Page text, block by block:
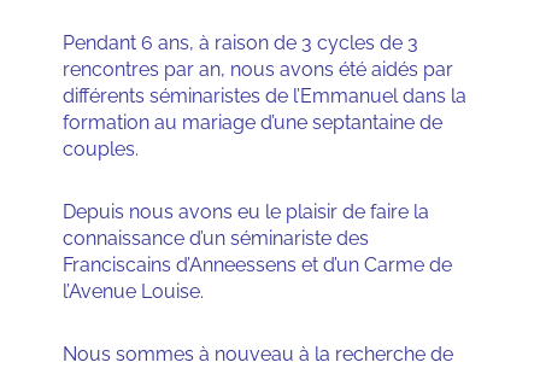
Pendant 6 ans, à raison de 3 cycles de 3
rencontres par an, nous avons été aidés par
différents séminaristes de l’Emmanuel dans la
formation au mariage d’une septantaine de
couples.
Depuis nous avons eu le plaisir de faire la
connaissance d’un séminariste des
Franciscains d’Anneessens et d’un Carme de
l’Avenue Louise.
Nous sommes à nouveau à la recherche de